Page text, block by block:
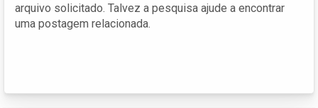
arquivo solicitado. Talvez a pesquisa ajude a encontrar
uma postagem relacionada.